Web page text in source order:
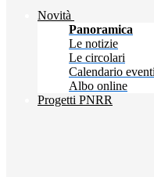
Novità
Panoramica
Le notizie
Le circolari
Calendario eventi
Albo online
Progetti PNRR